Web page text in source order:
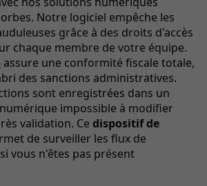
Notre logiciel empêche les
grâce à des droits d'accès
chaque membre de votre équipe.
assure une conformité fiscale totale,
des sanctions administratives.
sont enregistrées dans un
impossible à modifier
validation. Ce dispositif de
de surveiller les flux de
vous n'êtes pas présent